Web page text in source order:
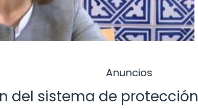
Anuncios
del sistema de protección